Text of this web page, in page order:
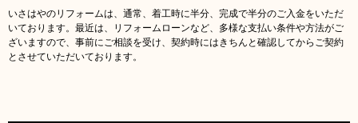
いさはやのリフォームは、通常、着工時に半分、完成で半分のご入金をいただ
いております。最近は、リフォームローンなど、多様な支払い条件や方法がご
ざいますので、事前にご相談を受け、契約時にはきちんと確認してからご契約
とさせていただいております。